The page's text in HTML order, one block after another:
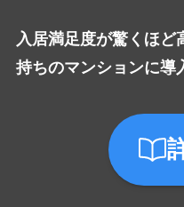
入居満足度が驚くほ
持ちのマンションに導